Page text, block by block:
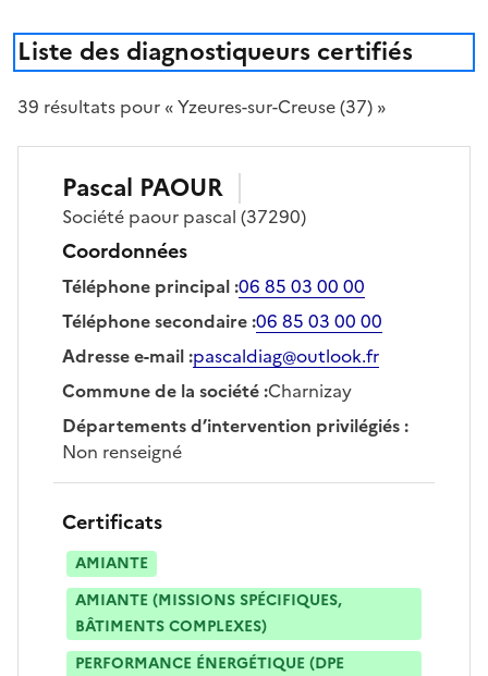
Liste des diagnostiqueurs certifiés
39 résultats pour « Yzeures-sur-Creuse (37) »
Pascal PAOUR
Société paour pascal (37290)
Coordonnées
Téléphone principal:06 85 03 00 00
Téléphone secondaire:06 85 03 00 00
Adresse e-mail:pascaldiag@outlook.fr
Commune de la société:Charnizay
Départements d’intervention privilégiés:
Non renseigné
Certificats
AMIANTE
AMIANTE (MISSIONS SPÉCIFIQUES,
BÂTIMENTS COMPLEXES)
PERFORMANCE ÉNERGÉTIQUE (DPE